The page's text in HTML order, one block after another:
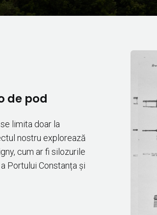
de pod
limita doar la
nostru explorează
cum ar fi silozurile
Portului Constanța și